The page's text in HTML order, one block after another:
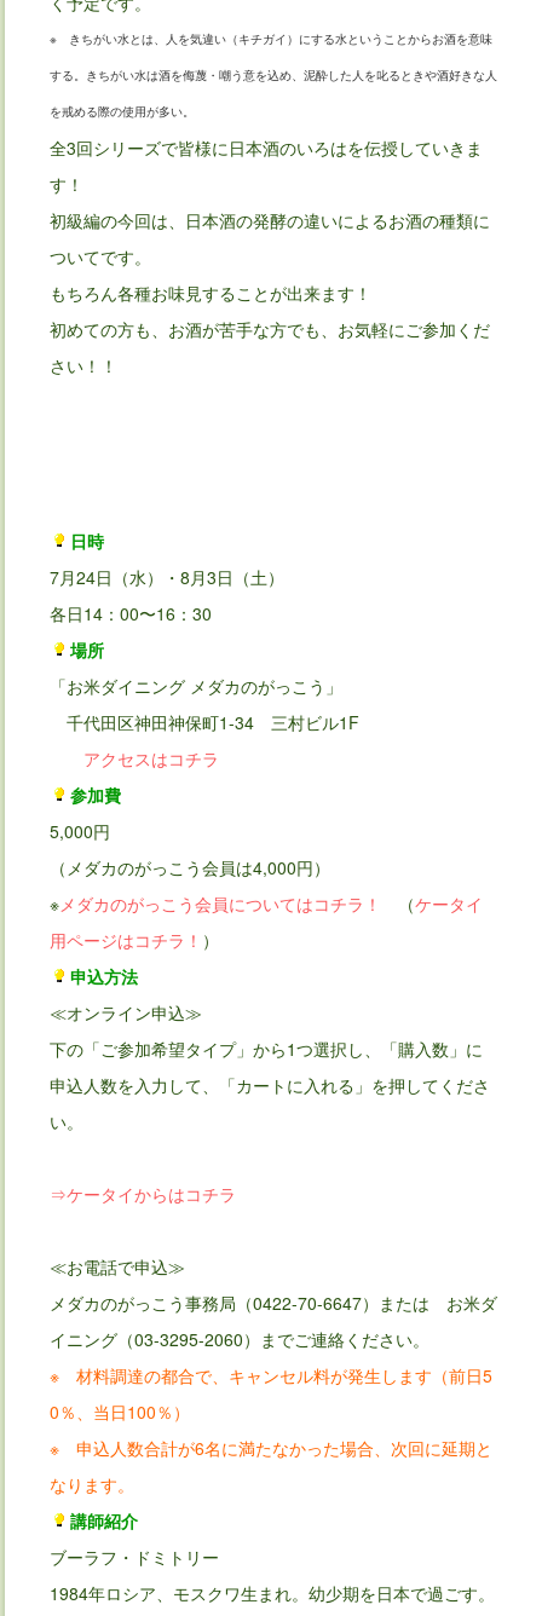
※ きちがい水とは、人を気違い（キチガイ）にする水ということからお酒を意味
する。きちがい水は酒を侮蔑・嘲う意を込め、泥酔した人を叱るときや酒好きな人
を戒める際の使用が多い。
全3回シリーズで皆様に日本酒のいろはを伝授していきま
す！
初級編の今回は、日本酒の発酵の違いによるお酒の種類に
ついてです。
もちろん各種お味見することが出来ます！
初めての方も、お酒が苦手な方でも、お気軽にご参加くだ
さい！！
日時
7月24日（水）・8月3日（土）
各日14：00〜16：30
場所
「お米ダイニング メダカのがっこう」
千代田区神田神保町1-34 三村ビル1F
アクセスはコチラ
参加費
5,000円
（メダカのがっこう会員は4,000円）
※メダカのがっこう会員についてはコチラ！ （ケータイ
用ページはコチラ！ ）
申込方法
≪オンライン申込≫
下の「ご参加希望タイプ」から1つ選択し、「購入数」に
申込人数を入力して、「カートに入れる」を押してくださ
い。
⇒ケータイからはコチラ
≪お電話で申込≫
メダカのがっこう事務局（0422-70-6647）または お米ダ
イニング（03-3295-2060）までご連絡ください。
※ 材料調達の都合で、キャンセル料が発生します（前日5
0％、当日100％）
※ 申込人数合計が6名に満たなかった場合、次回に延期と
なります。
講師紹介
ブーラフ・ドミトリー
1984年ロシア、モスクワ生まれ。幼少期を日本で過ごす。